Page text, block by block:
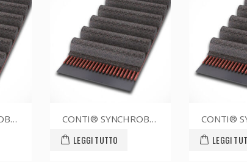
CONTI® SYNCHROBELT 80XL025 CONTI® SYNCHROBELT 70XL025
LEGGI TUTTO LEGGI